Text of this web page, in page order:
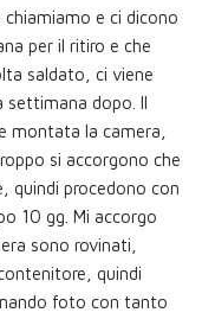
e ci dicono
per il ritiro e che
saldato, ci viene
settimana dopo. Il
montata la camera,
si accorgono che
quindi procedono con
10 gg. Mi accorgo
sono rovinati,
quindi
foto con tanto